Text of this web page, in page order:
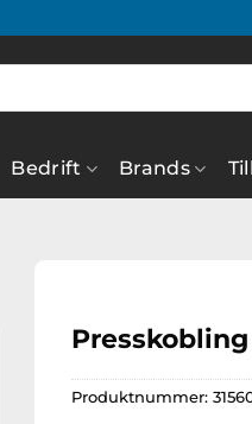
Bedrift Brands
Presskobling
Produktnummer: